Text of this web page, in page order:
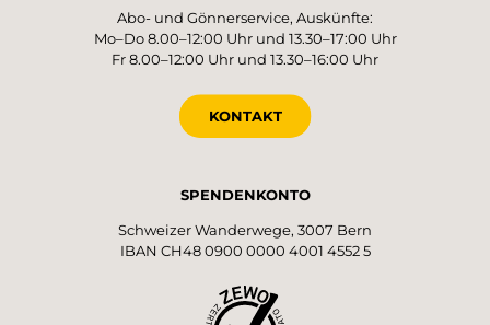
Abo- und Gönnerservice, Auskünfte:
Mo–Do 8.00–12:00 Uhr und 13.30–17:00 Uhr
Fr 8.00–12:00 Uhr und 13.30–16:00 Uhr
KONTAKT
SPENDENKONTO
Schweizer Wanderwege, 3007 Bern
IBAN CH48 0900 0000 4001 4552 5